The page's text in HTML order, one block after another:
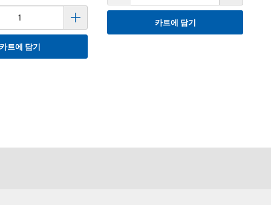
트에 담기
카트에 담기